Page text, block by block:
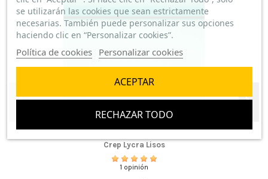
Crep Lycra Lisos
1 opinión
se utilizarán las cookies que sean estrictamente
necesarias. También puede personalizar sus opciones
haciendo clic en “Personalizar cookies”.
Política de cookies Personalizar cookies
RECHAZAR TODO
ACEPTAR